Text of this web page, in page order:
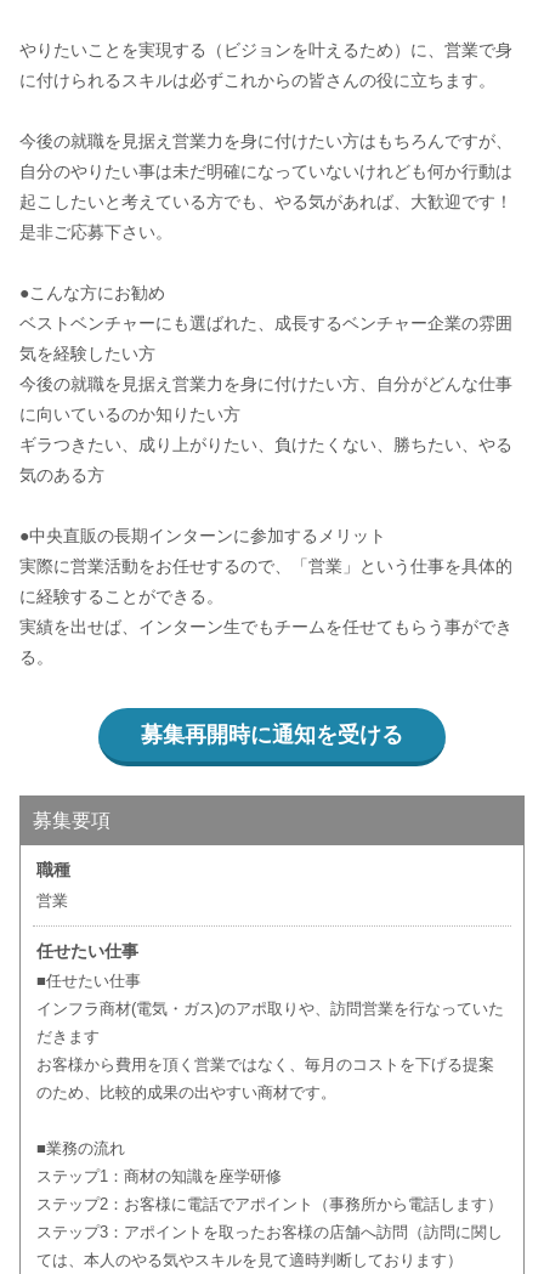
やりたいことを実現する（ビジョンを叶えるため）に、営業で身
に付けられるスキルは必ずこれからの皆さんの役に立ちます。
今後の就職を見据え営業力を身に付けたい方はもちろんですが、
自分のやりたい事は未だ明確になっていないけれども何か行動は
起こしたいと考えている方でも、やる気があれば、大歓迎です！
是非ご応募下さい。
●こんな方にお勧め
ベストベンチャーにも選ばれた、成長するベンチャー企業の雰囲
気を経験したい方
今後の就職を見据え営業力を身に付けたい方、自分がどんな仕事
に向いているのか知りたい方
ギラつきたい、成り上がりたい、負けたくない、勝ちたい、やる
気のある方
●中央直販の長期インターンに参加するメリット
実際に営業活動をお任せするので、「営業」という仕事を具体的
に経験することができる。
実績を出せば、インターン生でもチームを任せてもらう事ができ
る。
募集再開時に通知を受ける
募集要項
職種
営業
任せたい仕事
■任せたい仕事
インフラ商材(電気・ガス)のアポ取りや、訪問営業を行なっていた
だきます
お客様から費用を頂く営業ではなく、毎月のコストを下げる提案
のため、比較的成果の出やすい商材です。
■業務の流れ
ステップ1：商材の知識を座学研修
ステップ2：お客様に電話でアポイント（事務所から電話します）
ステップ3：アポイントを取ったお客様の店舗へ訪問（訪問に関し
ては、本人のやる気やスキルを見て適時判断しております）